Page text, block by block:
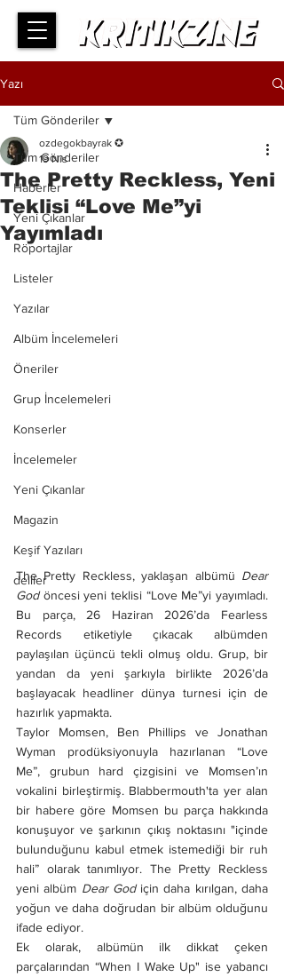
Yazı
Tüm Gönderiler
Haberler
Yeni Çıkanlar
Röportajlar
Listeler
Yazılar
Albüm İncelemeleri
Öneriler
Grup İncelemeleri
Konserler
İncelemeler
Yeni Çıkanlar
Magazin
Keşif Yazıları
deliler
Tüm Gönderiler
The Pretty Reckless, Yeni
Teklisi “Love Me”yi
Yayımladı
ozdegokbayrak ✪
19 Nis
The Pretty Reckless, yaklaşan albümü Dear
God öncesi yeni teklisi “Love Me”yi yayımladı.
Bu parça, 26 Haziran 2026’da Fearless
Records etiketiyle çıkacak albümden
paylaşılan üçüncü tekli olmuş oldu. Grup, bir
yandan da yeni şarkıyla birlikte 2026’da
başlayacak headliner dünya turnesi için de
hazırlık yapmakta.
Taylor Momsen, Ben Phillips ve Jonathan
Wyman prodüksiyonuyla hazırlanan “Love
Me”, grubun hard çizgisini ve Momsen’ın
vokalini birleştirmiş. Blabbermouth'ta yer alan
bir habere göre Momsen bu parça hakkında
konuşuyor ve şarkının çıkış noktasını "içinde
bulunduğunu kabul etmek istemediği bir ruh
hali” olarak tanımlıyor. The Pretty Reckless
yeni albüm Dear God için daha kırılgan, daha
yoğun ve daha doğrudan bir albüm olduğunu
ifade ediyor.
Ek olarak, albümün ilk dikkat çeken
parçalarından “When I Wake Up" ise yabancı